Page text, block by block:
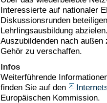
Interessierte auf nationaler
Diskussionsrunden
Lehrlingsausbildung
Auszubildenden nach
Gehör zu verschaffen.
Infos
Weiterführende
finden Sie auf den
Europäischen Kommission.